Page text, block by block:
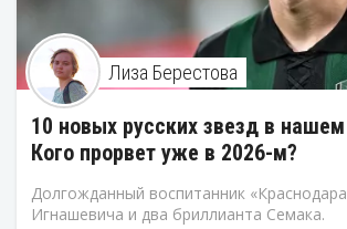
Лиза Берестова
10 новых русских звезд в
Кого прорвет уже в 2026-м?
Долгожданный воспитанник
Игнашевича и два бриллианта Семака.